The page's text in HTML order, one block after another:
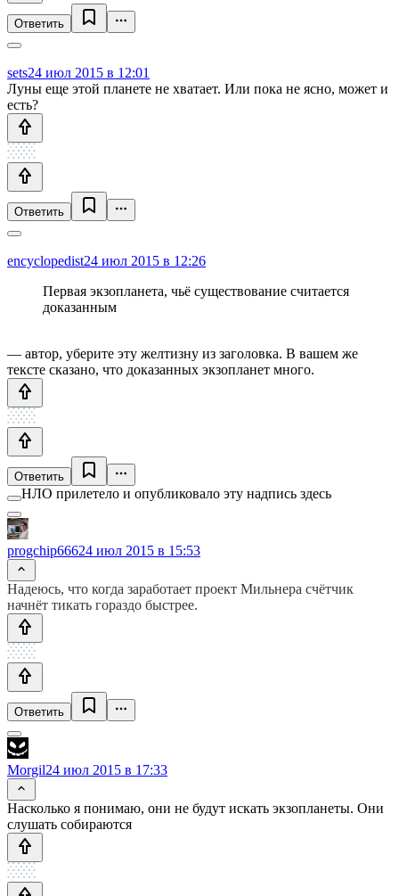
Ответить
sets24 июл 2015 в 12:01
Луны еще этой планете не хватает. Или пока не ясно, может и
есть?
Ответить
encyclopedist24 июл 2015 в 12:26
Первая экзопланета, чьё существование считается
доказанным
— автор, уберите эту желтизну из заголовка. В вашем же
тексте сказано, что доказанных экзопланет много.
Ответить
НЛО прилетело и опубликовало эту надпись здесь
progchip66624 июл 2015 в 15:53
Надеюсь, что когда заработает проект Мильнера счётчик
начнёт тикать гораздо быстрее.
Ответить
Morgil24 июл 2015 в 17:33
Насколько я понимаю, они не будут искать экзопланеты. Они
слушать собираются